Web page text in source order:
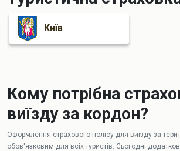
Київ
Кому потрібна
виїзду за кордон?
Оформлення страхового полісу для виїзду за
обов'язковим для всіх туристів. Сьогодні